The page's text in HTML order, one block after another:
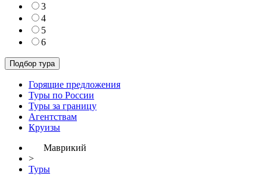
3
4
5
6
Горящие предложения
Туры по России
Туры за границу
Агентствам
Круизы
Маврикий
>
Туры